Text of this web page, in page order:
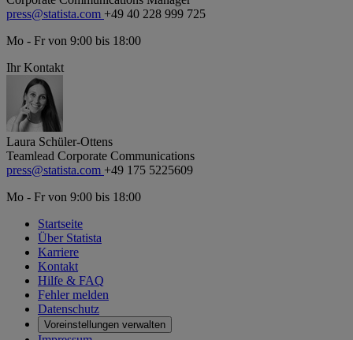
press@statista.com +49 40 228 999 725
Mo - Fr von 9:00 bis 18:00
Ihr Kontakt
Laura Schüler-Ottens
Teamlead Corporate Communications
press@statista.com +49 175 5225609
Mo - Fr von 9:00 bis 18:00
Startseite
Über Statista
Karriere
Kontakt
Hilfe & FAQ
Fehler melden
Datenschutz
Voreinstellungen verwalten